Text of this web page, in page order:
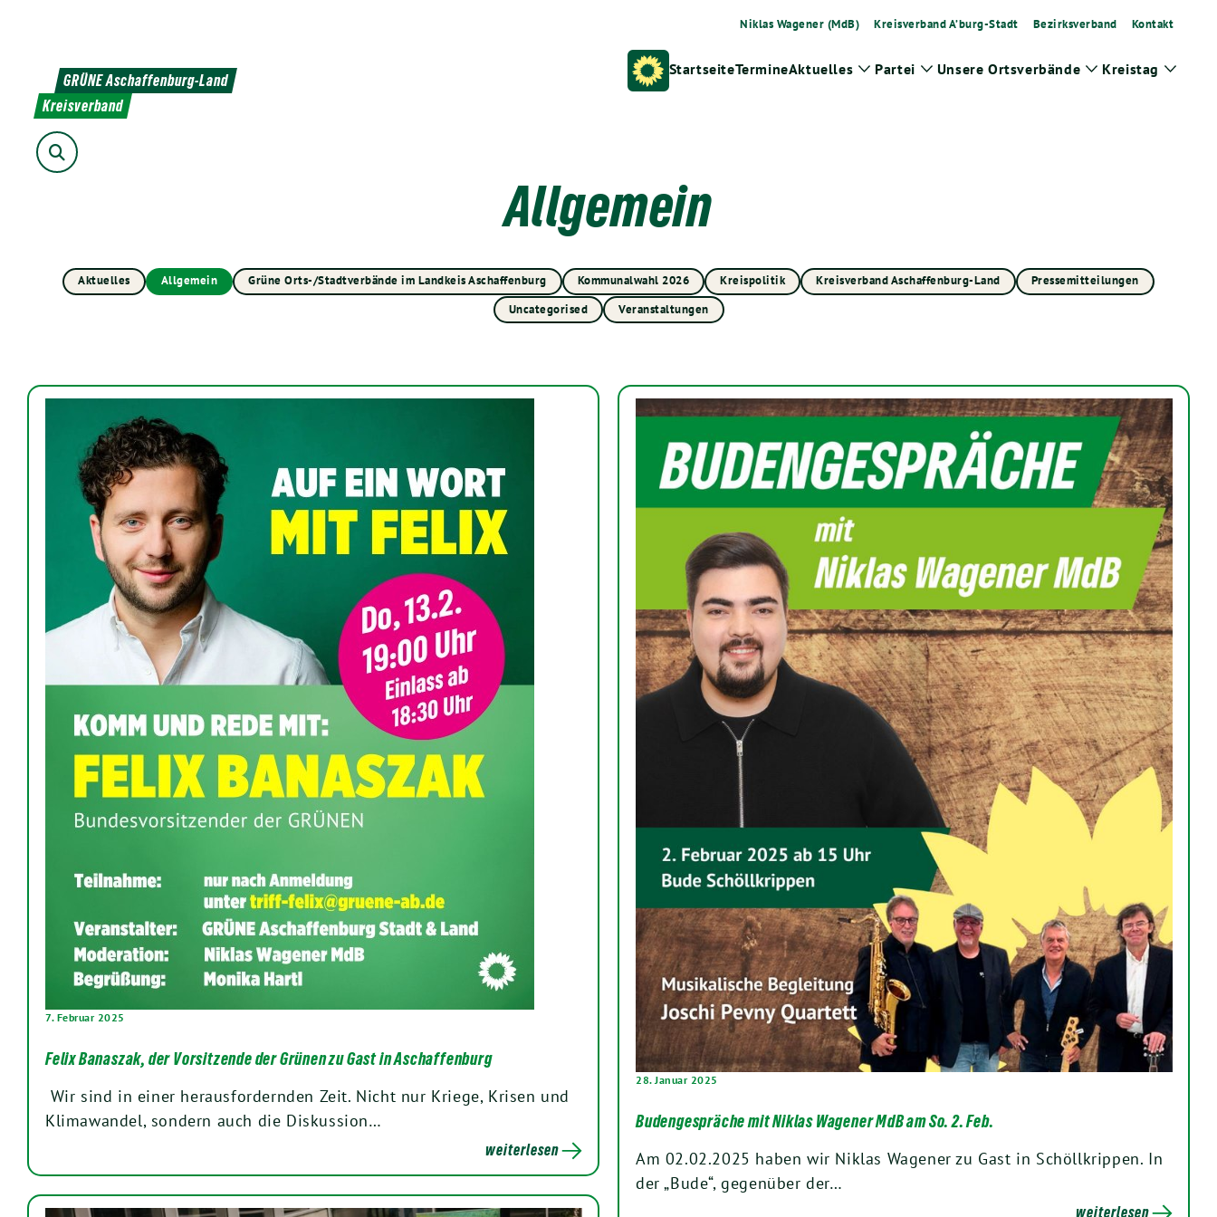
Niklas Wagener (MdB) Kreisverband A’burg-Stadt Bezirksverband Kontakt
GRÜNE Aschaffenburg-Land
Kreisverband
Suche
StartseiteTermineAktuelles Zeige
Partei Zeige
Unsere Ortsverbände Zeige
Kreistag
Zeige
Allgemein
Aktuelles Allgemein Grüne Orts-/Stadtverbände im Landkeis Aschaffenburg Kommunalwahl 2026 Kreispolitik Kreisverband Aschaffenburg-Land
Pressemitteilungen
Uncategorised
Veranstaltungen
7. Februar 2025
Felix Banaszak, der Vorsitzende der Grünen zu Gast in Aschaffenburg
Wir sind in einer herausfordernden Zeit. Nicht nur Kriege, Krisen und
Klimawandel, sondern auch die Diskussion…
weiterlesen
28. Januar 2025
Budengespräche mit Niklas Wagener MdB am So. 2. Feb.
Am 02.02.2025 haben wir Niklas Wagener zu Gast in Schöllkrippen. In
der „Bude“, gegenüber der…
weiterlesen